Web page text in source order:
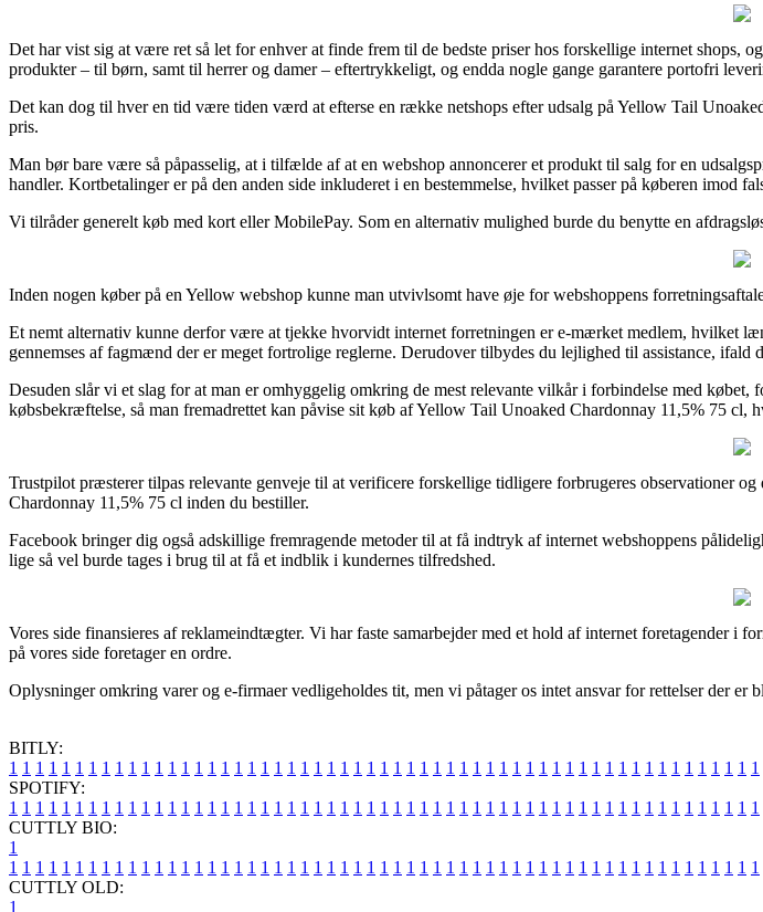
Det har vist sig at være ret så let for enhver at finde frem til de bedste priser hos forskellige internet shops,
produkter – til børn, samt til herrer og damer – eftertrykkeligt, og endda nogle gange garantere portofri
Det kan dog til hver en tid være tiden værd at efterse en række netshops efter udsalg på Yellow Tail
pris.
Man bør bare være så påpasselig, at i tilfælde af at en webshop annoncerer et produkt til salg for en
handler. Kortbetalinger er på den anden side inkluderet i en bestemmelse, hvilket passer på køberen imod
Vi tilråder generelt køb med kort eller MobilePay. Som en alternativ mulighed burde du benytte en
Inden nogen køber på en Yellow webshop kunne man utvivlsomt have øje for webshoppens
Et nemt alternativ kunne derfor være at tjekke hvorvidt internet forretningen er e-mærket medlem, hvilket
gennemses af fagmænd der er meget fortrolige reglerne. Derudover tilbydes du lejlighed til assistance, ifald
Desuden slår vi et slag for at man er omhyggelig omkring de mest relevante vilkår i forbindelse med
købsbekræftelse, så man fremadrettet kan påvise sit køb af Yellow Tail Unoaked Chardonnay 11,5% 75 cl,
Trustpilot præsterer tilpas relevante genveje til at verificere forskellige tidligere forbrugeres observationer
Chardonnay 11,5% 75 cl inden du bestiller.
Facebook bringer dig også adskillige fremragende metoder til at få indtryk af internet webshoppens
lige så vel burde tages i brug til at få et indblik i kundernes tilfredshed.
Vores side finansieres af reklameindtægter. Vi har faste samarbejder med et hold af internet foretagender i
på vores side foretager en ordre.
Oplysninger omkring varer og e-firmaer vedligeholdes tit, men vi påtager os intet ansvar for rettelser der er
BITLY:
1 1 1 1 1 1 1 1 1 1 1 1 1 1 1 1 1 1 1 1 1 1 1 1 1 1 1 1 1 1 1 1 1 1 1 1 1 1 1 1 1 1 1 1 1 1 1 1 1 1 1 1 1 1 1 1 1
SPOTIFY:
1 1 1 1 1 1 1 1 1 1 1 1 1 1 1 1 1 1 1 1 1 1 1 1 1 1 1 1 1 1 1 1 1 1 1 1 1 1 1 1 1 1 1 1 1 1 1 1 1 1 1 1 1 1 1 1 1
CUTTLY BIO:
1
1 1 1 1 1 1 1 1 1 1 1 1 1 1 1 1 1 1 1 1 1 1 1 1 1 1 1 1 1 1 1 1 1 1 1 1 1 1 1 1 1 1 1 1 1 1 1 1 1 1 1 1 1 1 1 1 1
CUTTLY OLD:
1